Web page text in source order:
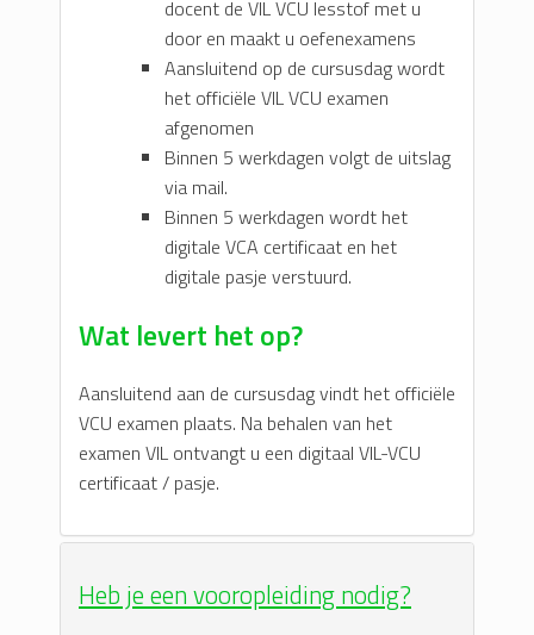
docent de VIL VCU lesstof met u
door en maakt u oefenexamens
Aansluitend op de cursusdag wordt
het officiële VIL VCU examen
afgenomen
Binnen 5 werkdagen volgt de uitslag
via mail.
Binnen 5 werkdagen wordt het
digitale VCA certificaat en het
digitale pasje verstuurd.
Wat levert het op?
Aansluitend aan de cursusdag vindt het officiële
VCU examen plaats. Na behalen van het
examen VIL ontvangt u een digitaal VIL-VCU
certificaat / pasje.
Heb je een vooropleiding nodig?